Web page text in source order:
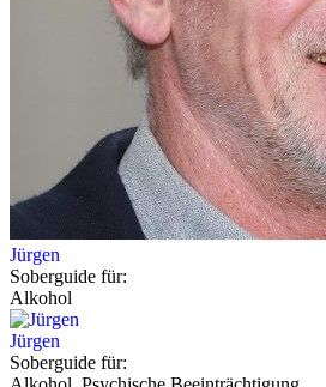
Jürgen
Soberguide für:
Alkohol
Jürgen
Soberguide für: